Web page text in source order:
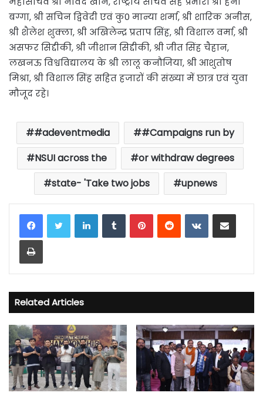
बग्गा, श्री सचिन द्विवेदी एवं कु0 मान्या शर्मा, श्री शारिक अनीस,
श्री शैलेश शुक्ला, श्री अखिलेन्द्र प्रताप सिंह, श्री विशाल वर्मा, श्री
असफर सिद्दीकी, श्री जीशान सिद्दीकी, श्री जीत सिंह चैहान,
लखनऊ विश्वविद्यालय के श्री लालू कनौजिया, श्री आशुतोष
मिश्रा, श्री विशाल सिंह सहित हजारों की संख्या में छात्र एवं युवा
मौजूद रहे।
#adeventmedia
#Campaigns run by
NSUI across the
or withdraw degrees
state- 'Take two jobs
upnews
LinkedInTumblrPinterestReddit VKontakteShare via Email
Print
Related Articles